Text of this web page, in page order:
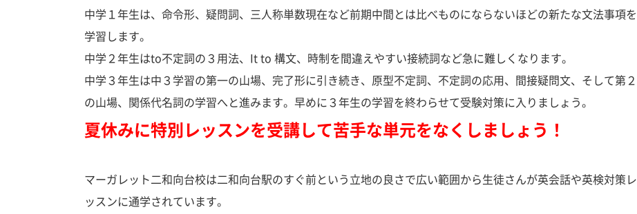
中学１年生は、命令形、疑問詞、三人称単数現在など前期中間とは比べものにならないほどの新たな文法事項を
学習します。
中学２年生はto不定詞の３用法、It to 構文、時制を間違えやすい接続詞など急に難しくなります。
中学３年生は中３学習の第一の山場、完了形に引き続き、原型不定詞、不定詞の応用、間接疑問文、そして第２
の山場、関係代名詞の学習へと進みます。早めに３年生の学習を終わらせて受験対策に入りましょう。
夏休みに特別レッスンを受講して苦手な単元をなくしましょう！
マーガレット二和向台校は二和向台駅のすぐ前という立地の良さで広い範囲から生徒さんが英会話や英検対策レ
ッスンに通学されています。